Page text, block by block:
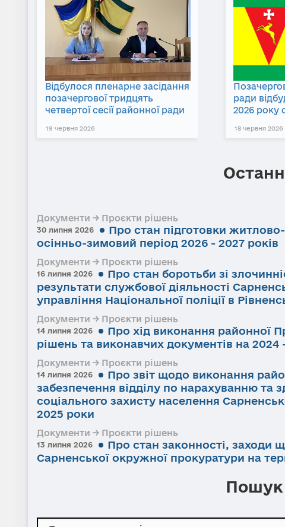
Відбулося пленарне засідання
позачергової тридцять
четвертої сесії районної ради
19 червня 2026
ради
2026 року
18 червня 2026
Документи → Проєкти рішень
30 липня 2026
Про стан підготовки
осінньо-зимовий період 2026 - 2027 років
Документи → Проєкти рішень
16 липня 2026
Про стан боротьби зі
результати службової діяльності
управління Національної поліції в
Документи → Проєкти рішень
14 липня 2026
Про хід виконання районної
рішень та виконавчих документів на 2024
Документи → Проєкти рішень
14 липня 2026
Про звіт щодо виконання
забезпечення відділу по нарахуванню та
соціального захисту населення
2025 роки
Документи → Проєкти рішень
13 липня 2026
Про стан законності, заходи
Сарненської окружної прокуратури на
Пошук